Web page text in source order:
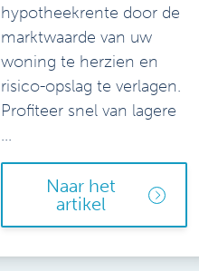
hypotheekrente door de
marktwaarde van uw
woning te herzien en
risico-opslag te verlagen.
Profiteer snel van lagere
...
Naar het
artikel